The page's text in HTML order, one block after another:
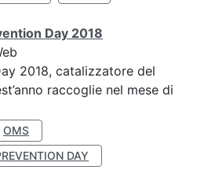
Day 2018
2018, catalizzatore del
raccoglie nel mese di
OMS
DAY